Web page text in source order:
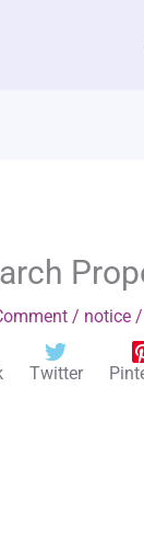
/ notice/
Twitter